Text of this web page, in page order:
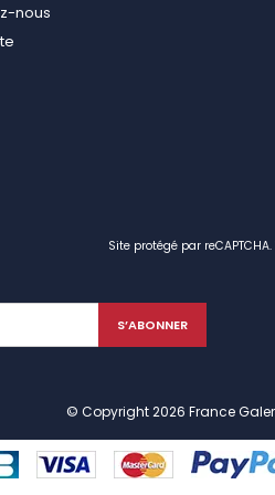
en garantissant la
nous
Site protégé par reCAPTCHA.
© Copyright 2026 France